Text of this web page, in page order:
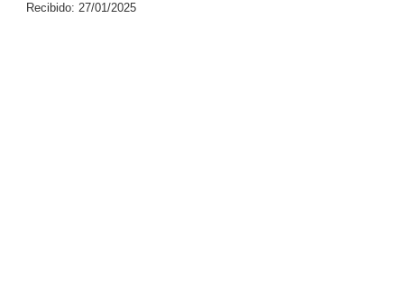
Recibido: 27/01/2025